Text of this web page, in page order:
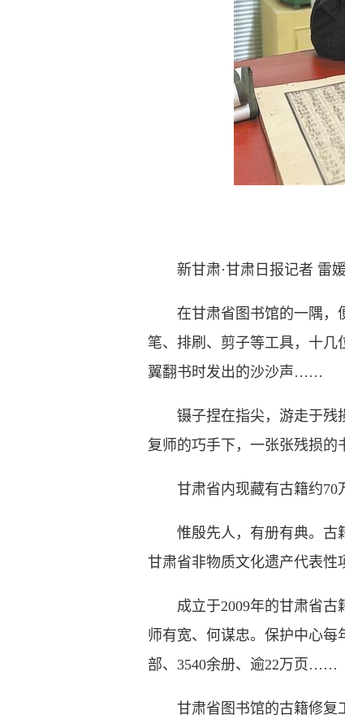
新甘肃·甘肃日报记者 雷
在甘肃省图书馆的一隅，便
笔、排刷、剪子等工具，十
翼翻书时发出的沙沙声……
镊子捏在指尖，游走于残
复师的巧手下，一张张残损的
甘肃省内现藏有古籍约70万
惟殷先人，有册有典。古籍
甘肃省非物质文化遗产代表性
成立于2009年的甘肃省古
师有宽、何谋忠。保护中心每
部、3540余册、逾22万页……
甘肃省图书馆的古籍修复工